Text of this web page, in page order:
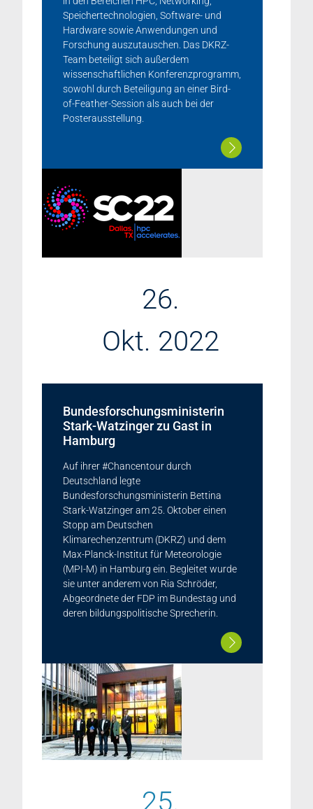
Speichertechnologien, Software- und
Hardware sowie Anwendungen und
Forschung auszutauschen. Das DKRZ-
Team beteiligt sich außerdem
wissenschaftlichen Konferenzprogramm,
sowohl durch Beteiligung an einer Bird-
of-Feather-Session als auch bei der
Posterausstellung.
26.
Okt. 2022
Bundesforschungsministerin
Stark-Watzinger zu Gast in
Hamburg
Auf ihrer #Chancentour durch
Deutschland legte
Bundesforschungsministerin Bettina
Stark-Watzinger am 25. Oktober einen
Stopp am Deutschen
Klimarechenzentrum (DKRZ) und dem
Max-Planck-Institut für Meteorologie
(MPI-M) in Hamburg ein. Begleitet wurde
sie unter anderem von Ria Schröder,
Abgeordnete der FDP im Bundestag und
deren bildungspolitische Sprecherin.
25.